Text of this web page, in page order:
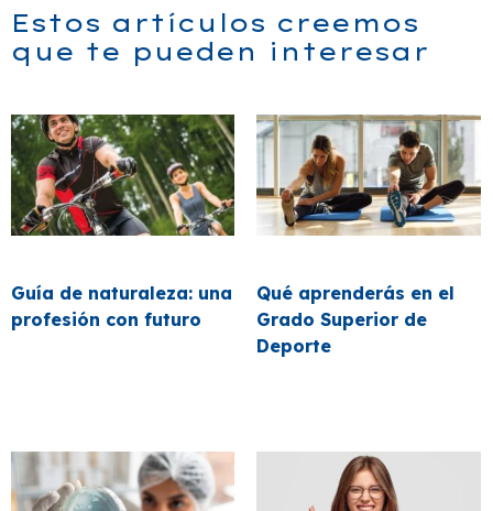
Estos artículos creemos
que te pueden interesar
Guía de naturaleza: una
profesión con futuro
Qué aprenderás en el
Grado Superior de
Deporte